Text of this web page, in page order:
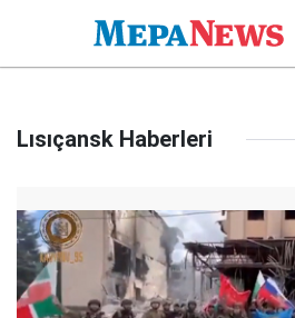
Lısıçansk Haberleri